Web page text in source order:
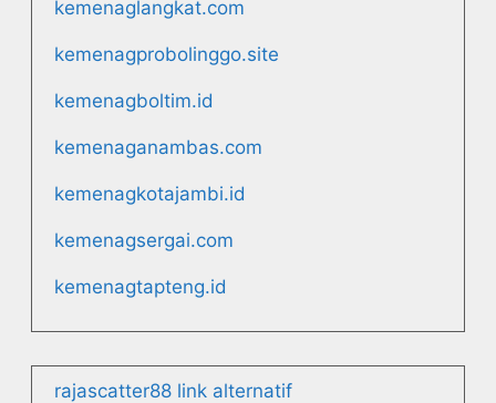
kemenaglangkat.com
kemenagprobolinggo.site
kemenagboltim.id
kemenaganambas.com
kemenagkotajambi.id
kemenagsergai.com
kemenagtapteng.id
rajascatter88 link alternatif